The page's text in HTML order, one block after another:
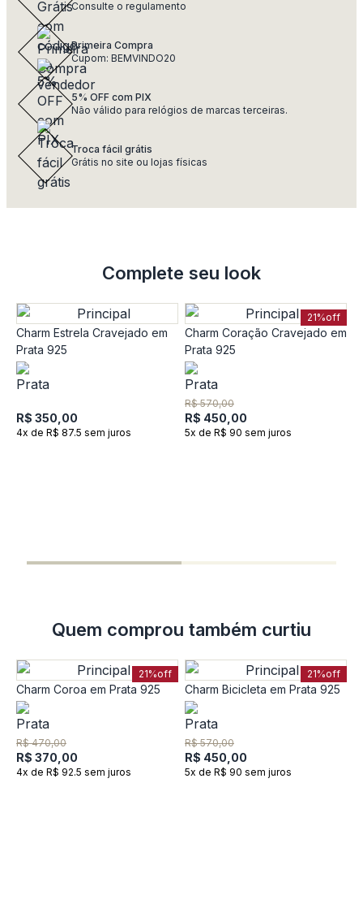
Consulte o regulamento
Primeira Compra
Cupom: BEMVINDO20
5% OFF com PIX
Não válido para relógios de marcas terceiras.
Troca fácil grátis
Grátis no site ou lojas físicas
Complete seu look
Charm Estrela Cravejado em
Prata 925
R$ 350,00
4x de R$ 87.5 sem juros
21%off
Charm Coração Cravejado em
Prata 925
R$ 570,00
R$ 450,00
5x de R$ 90 sem juros
Quem comprou também curtiu
21%off
Charm Coroa em Prata 925
R$ 470,00
R$ 370,00
4x de R$ 92.5 sem juros
21%off
Charm Bicicleta em Prata 925
R$ 570,00
R$ 450,00
5x de R$ 90 sem juros